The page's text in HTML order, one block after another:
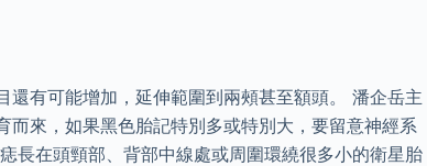
有可能增加，延伸範圍到兩頰甚至額頭。 潘企岳主
來，如果黑色胎記特別多或特別大，要留意神經系
長在頭頸部、背部中線處或周圍環繞很多小的衛星胎